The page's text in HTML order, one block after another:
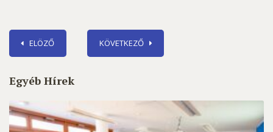
ELÖZŐ KÖVETKEZŐ
Egyéb Hírek